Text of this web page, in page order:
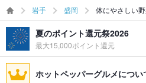
岩手 盛岡 体にやさしい
夏のポイント還元祭2026
最大15,000ポイント還元
ホットペッパーグルメについ